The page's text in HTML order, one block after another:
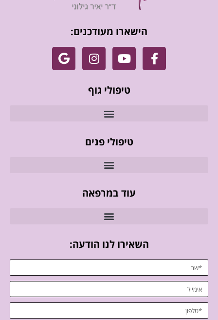
הישארו מעודכנים:
טיפולי גוף
טיפולי פנים
עוד במרפאה
השאירו לנו הודעה: